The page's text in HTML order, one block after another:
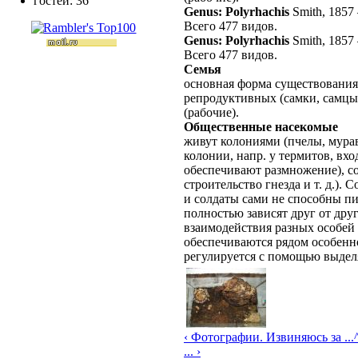
Genus: Polyrhachis Smith, 1857
Всего 477 видов.
Genus: Polyrhachis Smith, 1857
Всего 477 видов.
Семья
основная форма
репродуктивных (самки,
(рабочие).
Общественные насекомые
живут колониями (пчелы,
колонии, напр. у термитов,
обеспечивают размножение),
строительство гнезда и т. д.).
и солдаты сами не способны
полностью зависят друг от
взаимодействия разных
обеспечиваются рядом
регулируется с помощью
‹ Фотографии. Извиняюсь за ...
... ›